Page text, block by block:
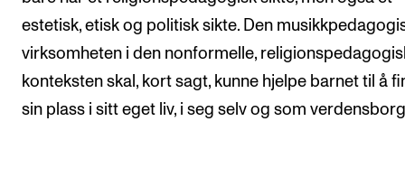
estetisk, etisk og politisk sikte. Den
virksomheten i den nonformelle,
konteksten skal, kort sagt, kunne hjelpe barnet til å
sin plass i sitt eget liv, i seg selv og som